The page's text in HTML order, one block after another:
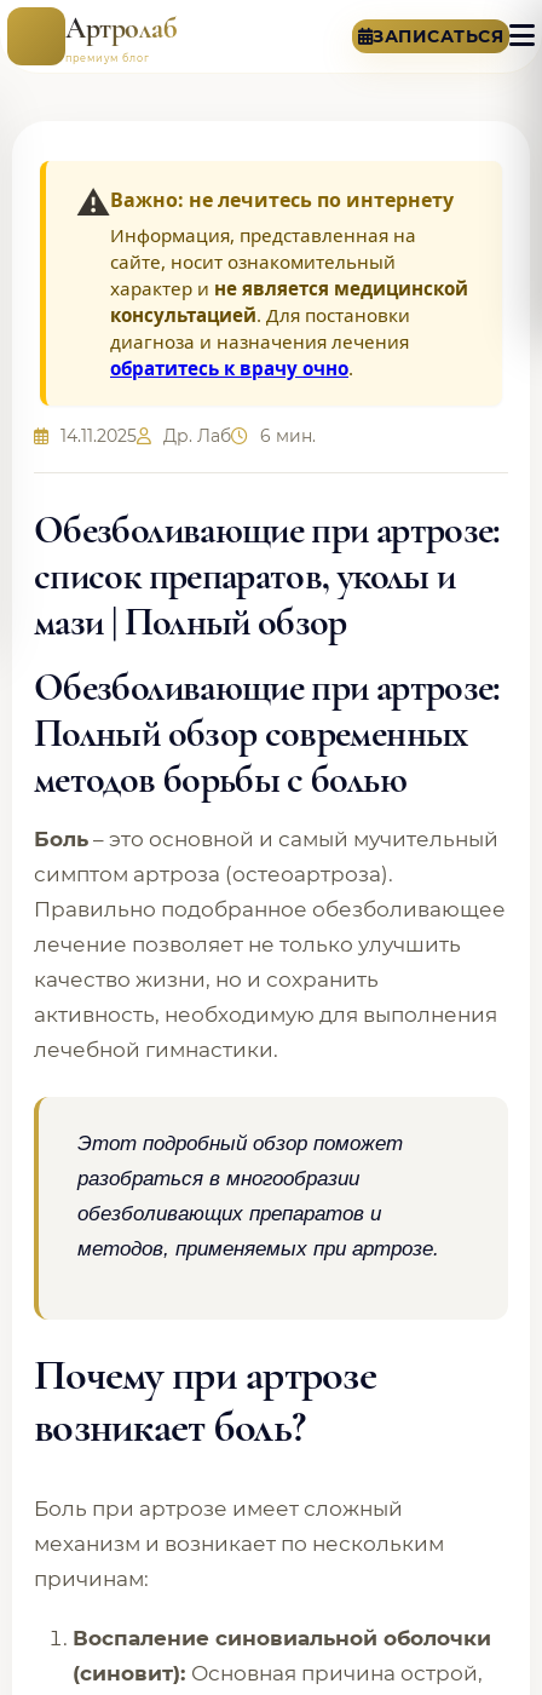
Артролаб
премиум блог
ЗАПИСАТЬСЯ
⚠️Важно: не лечитесь по интернету
Информация, представленная на
сайте, носит ознакомительный
характер и не является медицинской
консультацией. Для постановки
диагноза и назначения лечения
обратитесь к врачу очно.
14.11.2025 Др. Лаб 6 мин.
Обезболивающие при артрозе:
список препаратов, уколы и
мази | Полный обзор
Обезболивающие при артрозе:
Полный обзор современных
методов борьбы с болью
Боль – это основной и самый мучительный
симптом артроза (остеоартроза).
Правильно подобранное обезболивающее
лечение позволяет не только улучшить
качество жизни, но и сохранить
активность, необходимую для выполнения
лечебной гимнастики.
Этот подробный обзор поможет
разобраться в многообразии
обезболивающих препаратов и
методов, применяемых при артрозе.
Почему при артрозе
возникает боль?
Боль при артрозе имеет сложный
механизм и возникает по нескольким
причинам:
Воспаление синовиальной оболочки
(синовит): Основная причина острой,